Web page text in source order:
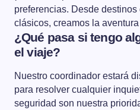
preferencias. Desde
clásicos, creamos la
¿Qué pasa si tengo
el viaje?
Nuestro coordinador estará
para resolver cualquier
seguridad son nuestra